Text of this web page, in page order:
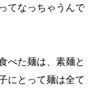
てなっちゃうんで
べた麺は、素麺と
にとって麺は全て